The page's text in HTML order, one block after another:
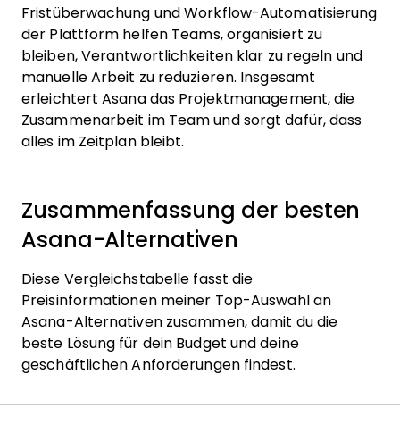
Fristüberwachung und Workflow-Automatisierung
der Plattform helfen Teams, organisiert zu
bleiben, Verantwortlichkeiten klar zu regeln und
manuelle Arbeit zu reduzieren. Insgesamt
erleichtert Asana das Projektmanagement, die
Zusammenarbeit im Team und sorgt dafür, dass
alles im Zeitplan bleibt.
Zusammenfassung der besten
Asana-Alternativen
Diese Vergleichstabelle fasst die
Preisinformationen meiner Top-Auswahl an
Asana-Alternativen zusammen, damit du die
beste Lösung für dein Budget und deine
geschäftlichen Anforderungen findest.